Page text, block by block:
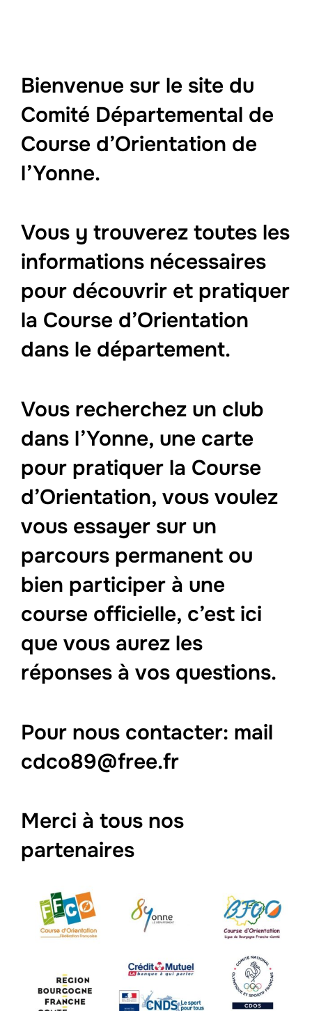
Bienvenue sur le site du
Comité Départemental de
Course d’Orientation de
l’Yonne.
Vous y trouverez toutes les
informations nécessaires
pour découvrir et pratiquer
la Course d’Orientation
dans le département.
Vous recherchez un club
dans l’Yonne, une carte
pour pratiquer la Course
d’Orientation, vous voulez
vous essayer sur un
parcours permanent ou
bien participer à une
course officielle, c’est ici
que vous aurez les
réponses à vos questions.
Pour nous contacter: mail
cdco89@free.fr
Merci à tous nos
partenaires